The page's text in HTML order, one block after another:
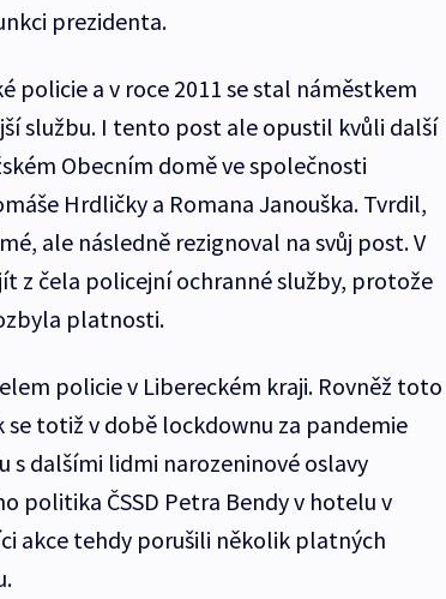
prezidenta.
policie a v roce 2011 se stal náměstkem
službu. I tento post ale opustil kvůli další
Obecním domě ve společnosti
Hrdličky a Romana Janouška. Tvrdil,
ale následně rezignoval na svůj post. V
z čela policejní ochranné služby, protože
platnosti.
policie v Libereckém kraji. Rovněž toto
se totiž v době lockdownu za pandemie
s dalšími lidmi narozeninové oslavy
politika ČSSD Petra Bendy v hotelu v
akce tehdy porušili několik platných